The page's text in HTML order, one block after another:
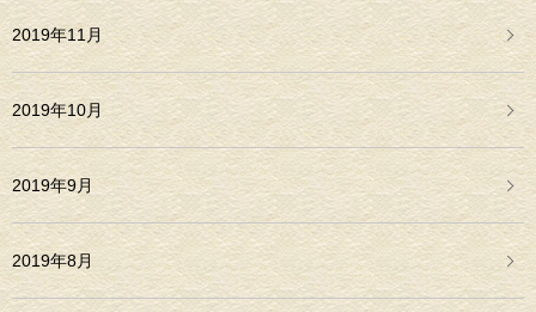
2019年11月
2019年10月
2019年9月
2019年8月